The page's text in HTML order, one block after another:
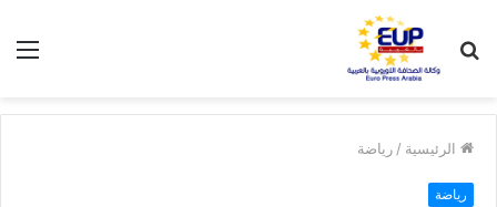
عن
الرئيسية / رياضة
رياضة